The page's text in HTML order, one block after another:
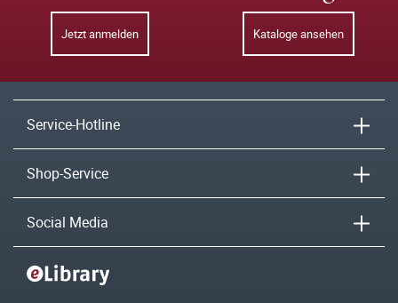
Jetzt anmelden Kataloge ansehen
Service-Hotline
Shop-Service
Social Media